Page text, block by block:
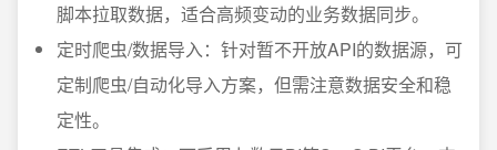
脚本拉取数据，适合高频变动的业务数据同步。
定时爬虫/数据导入：针对暂不开放API的数据源，可
定制爬虫/自动化导入方案，但需注意数据安全和稳
定性。